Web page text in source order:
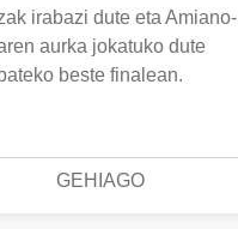
irabazi dute eta Amiano-
aurka jokatuko dute
beste finalean.
GEHIAGO